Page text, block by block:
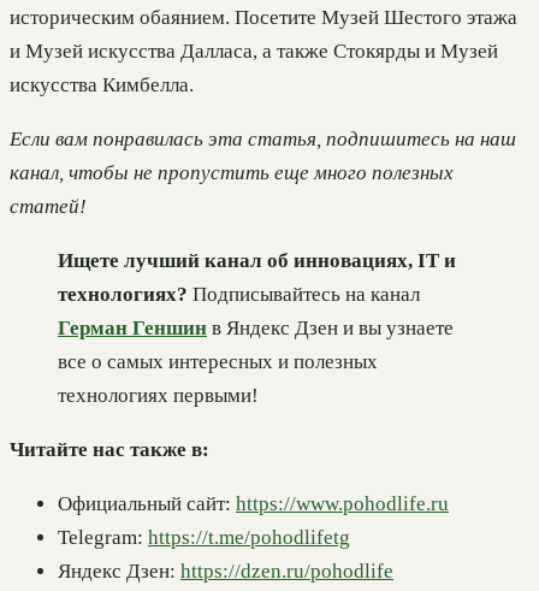
историческим обаянием. Посетите Музей Шестого этажа
и Музей искусства Далласа, а также Стокярды и Музей
искусства Кимбелла.
Если вам понравилась эта статья, подпишитесь на наш
канал, чтобы не пропустить еще много полезных
статей!
Ищете лучший канал об инновациях, IT и
технологиях? Подписывайтесь на канал
Герман Геншин в Яндекс Дзен и вы узнаете
все о самых интересных и полезных
технологиях первыми!
Читайте нас также в:
Официальный сайт: https://www.pohodlife.ru
Telegram: https://t.me/pohodlifetg
Яндекс Дзен: https://dzen.ru/pohodlife